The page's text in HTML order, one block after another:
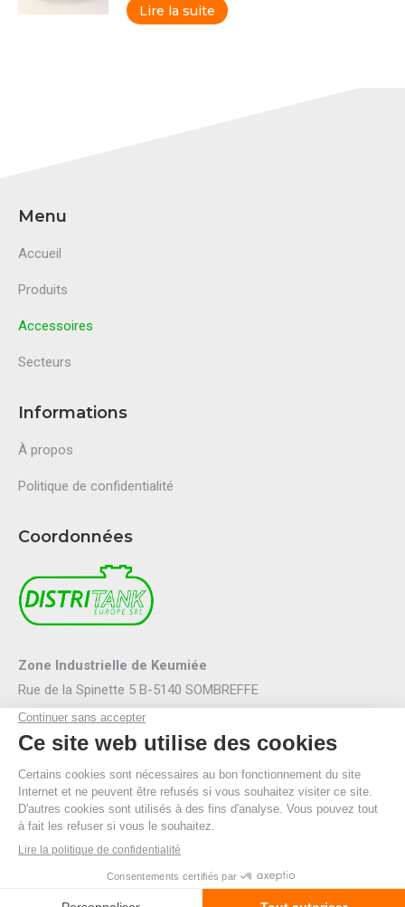
Lire la suite
Menu
Accueil
Produits
Accessoires
Secteurs
Informations
À propos
Politique de confidentialité
Coordonnées
Zone Industrielle de Keumiée
Rue de la Spinette 5 B-5140 SOMBREFFE
Mail :info@distritank.be
Tel.: 071/88 81 46
Fax : 071/88 94 53
R.P.M. Namur
TVA BE 0474.635.054